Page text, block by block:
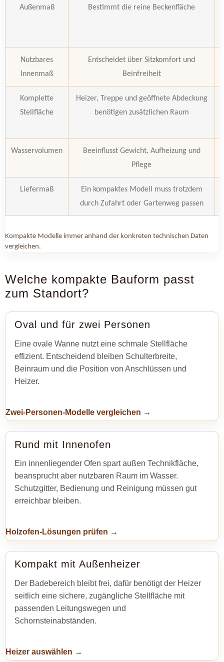
Außenmaß Bestimmt die reine Beckenfläche
Nutzbares
Innenmaß
Entscheidet über Sitzkomfort und
Beinfreiheit
Komplette
Stellfläche
Heizer, Treppe und geöffnete Abdeckung
benötigen zusätzlichen Raum
Wasservolumen
Beeinflusst Gewicht, Aufheizung und
Pflege
Liefermaß
Ein kompaktes Modell muss trotzdem
durch Zufahrt oder Gartenweg passen
Kompakte Modelle immer anhand der konkreten technischen Daten
vergleichen.
Welche kompakte Bauform passt
zum Standort?
Oval und für zwei Personen
Eine ovale Wanne nutzt eine schmale Stellfläche
effizient. Entscheidend bleiben Schulterbreite,
Beinraum und die Position von Anschlüssen und
Heizer.
Zwei-Personen-Modelle vergleichen →
Rund mit Innenofen
Ein innenliegender Ofen spart außen Technikfläche,
beansprucht aber nutzbaren Raum im Wasser.
Schutzgitter, Bedienung und Reinigung müssen gut
erreichbar bleiben.
Holzofen-Lösungen prüfen →
Kompakt mit Außenheizer
Der Badebereich bleibt frei, dafür benötigt der Heizer
seitlich eine sichere, zugängliche Stellfläche mit
passenden Leitungswegen und
Schornsteinabständen.
Heizer auswählen →